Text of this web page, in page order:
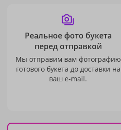
Реальное фото букета
перед отправкой
Мы отправим вам фотографию
готового букета до доставки на
ваш e-mail.